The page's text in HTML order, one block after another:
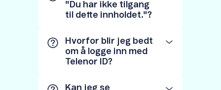
"Du har ikke tilgang
til dette innholdet."?
Hvorfor blir jeg bedt
om å logge inn med
Telenor ID?
Kan jeg se